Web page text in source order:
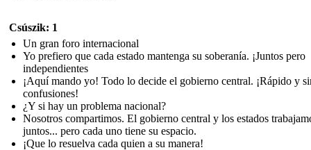
Csúszik: 1
Un gran foro internacional
Yo prefiero que cada estado mantenga su soberanía. ¡Juntos pero
independientes
¡Aquí mando yo! Todo lo decide el gobierno central. ¡Rápido y
confusiones!
¿Y si hay un problema nacional?
Nosotros compartimos. El gobierno central y los estados
juntos... pero cada uno tiene su espacio.
¡Que lo resuelva cada quien a su manera!